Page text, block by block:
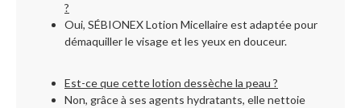
?
Oui, SÉBIONEX Lotion Micellaire est adaptée pour
démaquiller le visage et les yeux en douceur.
Est-ce que cette lotion dessèche la peau ?
Non, grâce à ses agents hydratants, elle nettoie